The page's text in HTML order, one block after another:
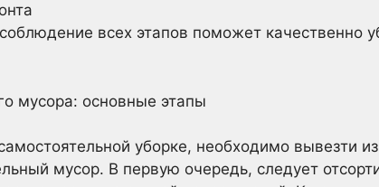
всех этапов поможет качественно
мусора: основные этапы
уборке, необходимо вывезти
мусор. В первую очередь, следует